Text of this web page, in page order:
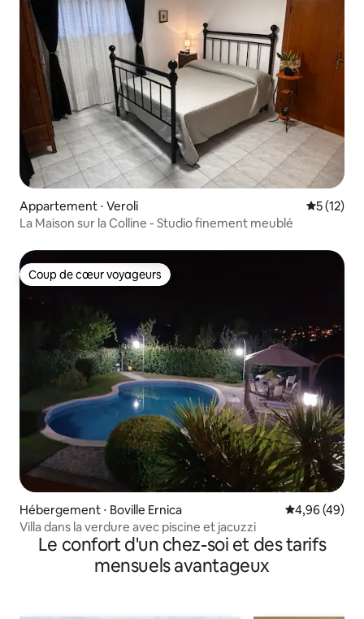
Appartement ⋅ Veroli
5 (12)
La Maison sur la Colline - Studio finement meublé
Coup de cœur voyageurs
Coup de cœur voyageurs
Hébergement ⋅ Boville Ernica Évaluation
4,96 (49)
Villa dans la verdure avec piscine et jacuzzi
Le confort d'un chez-soi et des tarifs
mensuels avantageux